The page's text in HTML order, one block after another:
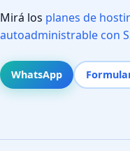
Mirá los planes de
autoadministrable con
WhatsApp